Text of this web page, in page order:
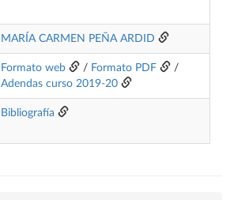
MARÍA CARMEN PEÑA ARDID
Formato web / Formato PDF
/
Adendas curso 2019-20
Bibliografía